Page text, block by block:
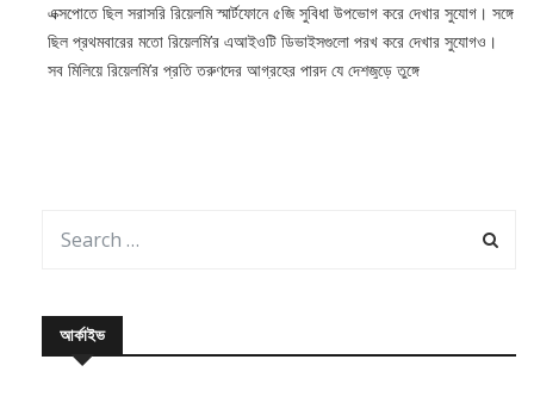
এক্সপোতে ছিল সরাসরি রিয়েলমি স্মার্টফোনে ৫জি সুবিধা উপভোগ করে দেখার সুযোগ। সঙ্গে
ছিল প্রথমবারের মতো রিয়েলমি’র এআইওটি ডিভাইসগুলো পরখ করে দেখার সুযোগও।
সব মিলিয়ে রিয়েলমি’র প্রতি তরুণদের আগ্রহের পারদ যে দেশজুড়ে তুঙ্গে
আর্কাইভ